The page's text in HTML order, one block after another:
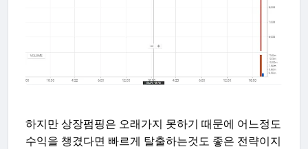
하지만 상장펌핑은 오래가지 못하기 때문에 어느정도
수익을 챙겼다면 빠르게 탈출하는것도 좋은 전략이지